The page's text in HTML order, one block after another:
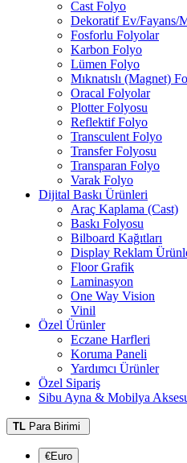
Cast Folyo
Dekoratif Ev/Fayans/
Fosforlu Folyolar
Karbon Folyo
Lümen Folyo
Mıknatıslı (Magnet)
Oracal Folyolar
Plotter Folyosu
Reflektif Folyo
Transculent Folyo
Transfer Folyosu
Transparan Folyo
Varak Folyo
Dijital Baskı Ürünleri
Araç Kaplama (Cast)
Baskı Folyosu
Bilboard Kağıtları
Display Reklam
Floor Grafik
Laminasyon
One Way Vision
Vinil
Özel Ürünler
Eczane Harfleri
Koruma Paneli
Yardımcı Ürünler
Özel Sipariş
Sibu Ayna & Mobilya
TL Para Birimi
€Euro